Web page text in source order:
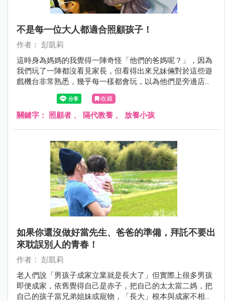
不是每一位大人都適合照顧孩子！
作者： 彭凱莉
這時身為媽媽的我覺得一陣奇怪「他們的爸媽呢？」，因為
我們玩了一陣都沒看見家長，但看得出來兄妹倆對於這些遊
戲機台非常熟悉，幾乎每一樣都會玩，以為他們是旁邊店家
的小孩，於是就跟弟弟說，如果你們想玩可以去請爸爸媽媽
來幫你投錢喔！沒想到這位小弟弟回我「阿姨妳可以給我錢
玩嗎？」我被這句話震驚了一下！但沒搞清楚狀況我還是拒
收藏
關鍵字： 照顧者 、 隔代教養 、 放養小孩
如果你還沒做好當先生、爸爸的準備，拜託不要出
來耽誤別人的青春！
作者： 彭凱莉
老人們說「男孩子成家立業就是長大了」但實際上很多男孩
即便成家，依舊覺得自己是赤子，把自己的太太當二媽，把
自己的孩子當兄弟姐妹或寵物，「長大」根本與成家不相